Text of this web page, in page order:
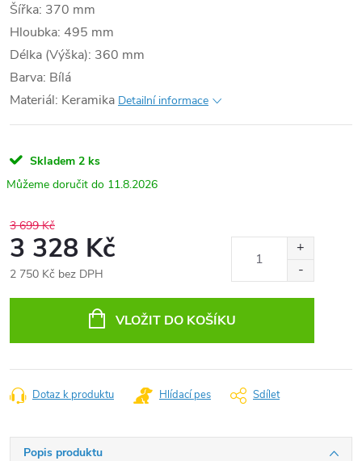
Šířka: 370 mm
Hloubka: 495 mm
Délka (Výška): 360 mm
Barva: Bílá
Materiál: Keramika Detailní informace
Skladem 2 ks
11.8.2026
3 699 Kč
3 328 Kč
2 750 Kč bez DPH
VLOŽIT DO KOŠÍKU
Dotaz k produktu Hlídací pes Sdílet
Popis produktu